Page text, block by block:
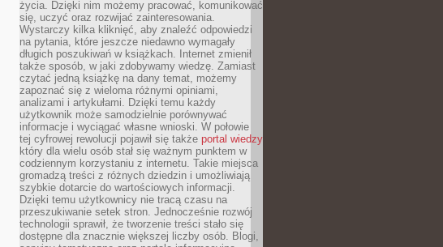
życia. Dzięki nim możemy pracować, komunikować
się, uczyć oraz rozwijać zainteresowania.
Wystarczy kilka kliknięć, aby znaleźć odpowiedzi
na pytania, które jeszcze niedawno wymagały
długich poszukiwań w książkach. Internet zmienił
także sposób, w jaki zdobywamy wiedzę. Zamiast
czytać jedną książkę na dany temat, możemy
zapoznać się z wieloma różnymi opiniami,
analizami i artykułami. Dzięki temu każdy
użytkownik może samodzielnie porównywać
informacje i wyciągać własne wnioski. W połowie
tej cyfrowej rewolucji pojawił się także portal wiedzy
który dla wielu osób stał się ważnym punktem w
codziennym korzystaniu z internetu. Takie miejsca
gromadzą treści z różnych dziedzin i umożliwiają
szybkie dotarcie do wartościowych informacji.
Dzięki temu użytkownicy nie tracą czasu na
przeszukiwanie setek stron. Jednocześnie rozwój
technologii sprawił, że tworzenie treści stało się
dostępne dla znacznie większej liczby osób. Blogi,